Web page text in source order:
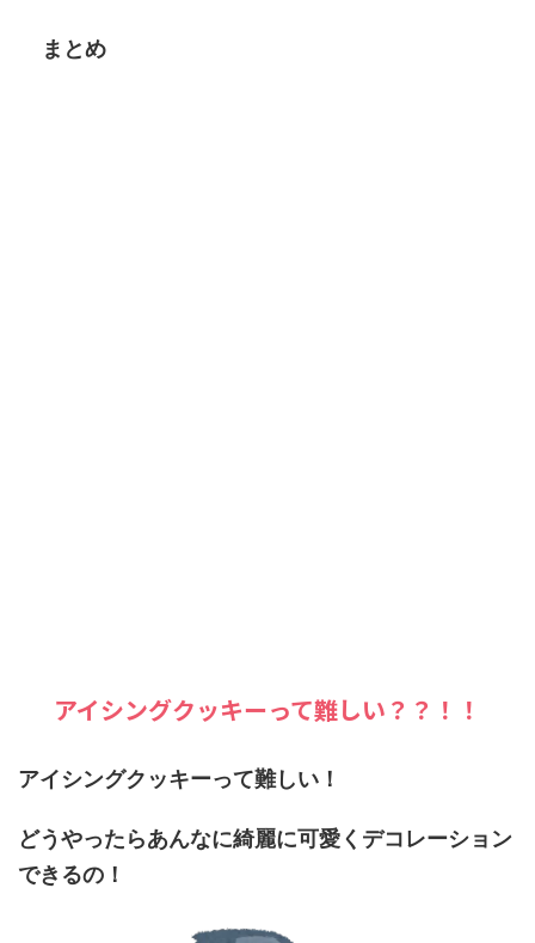
まとめ
アイシングクッキーって難しい？？！！
アイシングクッキーって難しい！
どうやったらあんなに綺麗に可愛くデコレーション
できるの！